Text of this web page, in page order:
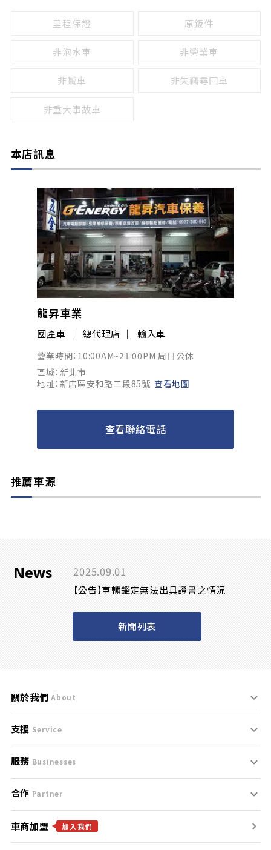
里程保證 原鈑件
非泡水車 非營業車
非贓車 非失竊尋回車
非重大事故車
本店訊息
龍昇車業
國產車 總代理店 輸入車
營業時間：10:00AM~21:00PM 周日公休
區域：新北市
地址：新店區安和路二段85號 查看地圖
查看聯絡電話
推薦車源
News 2025.09.01
【公告】車輛鑑定無法出具證書之情況
新聞列表
關於我們 About
刊登規範
服務條款
免責聲明
隱私權政策
支援 Service
支援中心
聯絡我們
服務 Businesses
什麼是Goo鑑定？
找好車
合作 Partner
合作夥伴
車商加盟 加入我們